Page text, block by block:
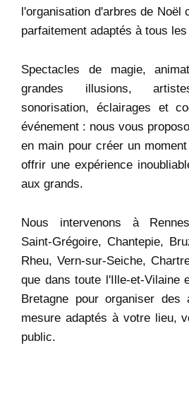
l'organisation d'arbres de Noël
parfaitement adaptés à tous
Spectacles de magie,
grandes illusions,
sonorisation, éclairages et
événement : nous vous
en main pour créer un
offrir une expérience
aux grands.
Nous intervenons à
Saint-Grégoire, Chantepie,
Rheu, Vern-sur-Seiche,
que dans toute l'Ille-et-Vilaine
Bretagne pour organiser
mesure adaptés à votre lieu,
public.